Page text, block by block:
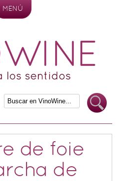
MENÚ
de foie
de